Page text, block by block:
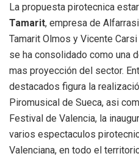
La propuesta pirotecnica
Tamarit, empresa de
Tamarit Olmos y Vicente
se ha consolidado como una
mas proyección del sector.
destacados figura la
Piromusical de Sueca, asi
Festival de Valencia, la
varios espectaculos
Valenciana, en todo el